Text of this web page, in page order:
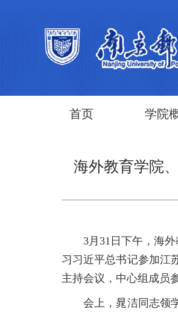
首页 学院
海外教育学院
3月31日下午，海
习习近平总书记参加江
主持会议，中心组成员
会上，晁洁同志领